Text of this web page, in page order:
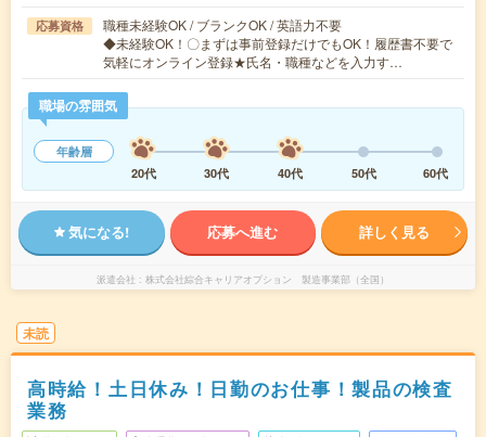
応募資格
職種未経験OK / ブランクOK / 英語力不要
◆未経験OK！〇まずは事前登録だけでもOK！履歴書不要で
気軽にオンライン登録★氏名・職種などを入力す…
職場の雰囲気
年齢層
20代
30代 40代 50代 60代
気になる! 応募へ進む 詳しく見る
派遣会社 株式会社綜合キャリアオプション 製造事業部（全国）
未読
高時給！土日休み！日勤のお仕事！製品の検査
業務